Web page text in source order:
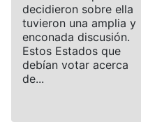
decidieron sobre ella
tuvieron una amplia y
enconada discusión.
Estos Estados que
debían votar acerca
de...